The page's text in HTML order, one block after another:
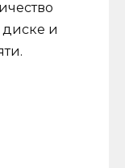
диске и